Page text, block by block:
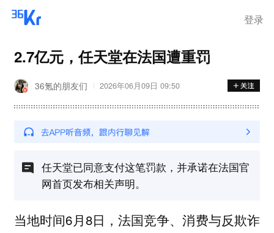
登录
2.7亿元，任天堂在法国遭重罚
36氪的朋友们 2026年06月09日 09:50
任天堂已同意支付这笔罚款，并承诺在法国官
网首页发布相关声明。
当地时间6月8日，法国竞争、消费与反欺诈